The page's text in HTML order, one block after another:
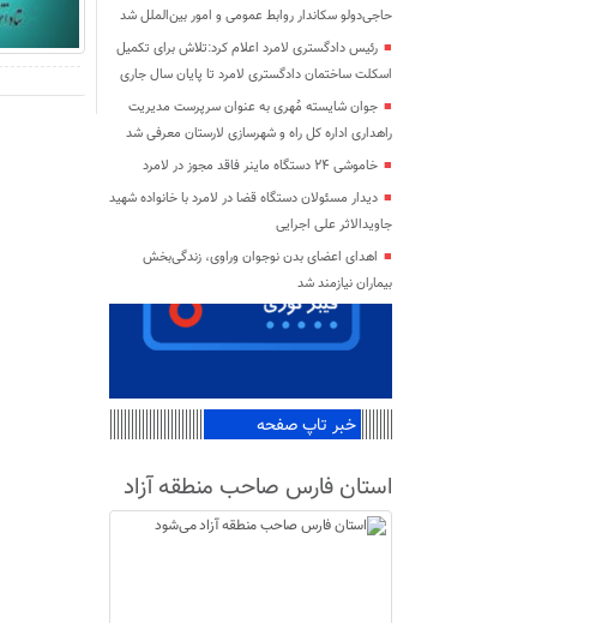
حاجی‌دولو سکاندار روابط عمومی و امور بین‌الملل شد
رئیس دادگستری لامرد اعلام کرد:تلاش برای تکمیل
اسکلت ساختمان دادگستری لامرد تا پایان سال جاری
جوان شایسته مُهری به عنوان سرپرست مدیریت
راهداری اداره کل راه و شهرسازی لارستان معرفی شد
خاموشی ۲۴ دستگاه ماینر فاقد مجوز در لامرد
دیدار مسئولان دستگاه قضا در لامرد با خانواده شهید
جاویدالاثر علی اجرایی
اهدای اعضای بدن نوجوان وراوی، زندگی‌بخش
بیماران نیازمند شد
خبر تاپ صفحه
استان فارس صاحب منطقه آزاد
می‌شود